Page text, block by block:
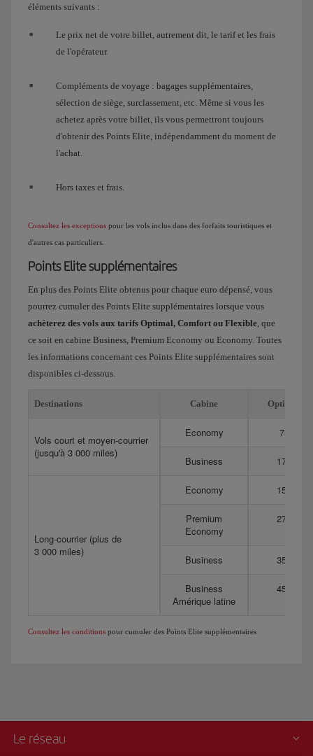
éléments suivants :
Le prix net de votre billet, autrement dit, le tarif et les frais
de l'opérateur.
Compléments de voyage : bagages supplémentaires,
sélection de siège, surclassement, etc. Même si vous les
achetez après votre billet, ils vous permettront toujours
d'obtenir des Points Elite, indépendamment du moment de
l'achat.
Hors taxes et frais.
Consultez les exceptions pour les vols inclus dans des forfaits touristiques et
d'autres cas particuliers.
Points Elite supplémentaires
En plus des Points Elite obtenus pour chaque euro dépensé, vous
pourrez cumuler des Points Elite supplémentaires lorsque vous
achèterez des vols aux tarifs Optimal, Comfort ou Flexible , que
ce soit en cabine Business, Premium Economy ou Economy. Toutes
les informations concernant ces Points Elite supplémentaires sont
disponibles ci-dessous.
Destinations Cabine Optimal
Vols court et moyen-courrier
(jusqu'à 3 000 miles)
Economy 75
Business 175
Long-courrier (plus de
3 000 miles)
Economy 150
Premium
Economy
275
Business 350
Business
Amérique latine
450
Consultez les conditions pour cumuler des Points Elite supplémentaires
Le réseau